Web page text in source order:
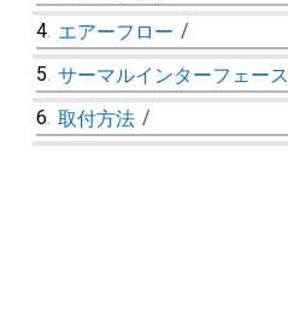
4. エアーフロー /
5. サーマルインターフェース
6. 取付方法 /